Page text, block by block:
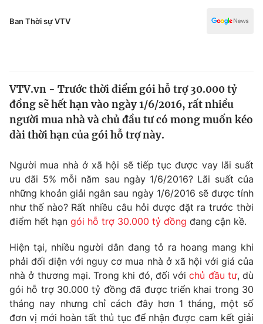
Y tế
Thế giới
Thế giới đó đây
Câu chuyện quốc tế
Kinh tế
Tài chính
Thị trường
Dữ liệu và đời sống
Phim VTV
Hậu trường
Nhân vật
Giải trí
Điện ảnh
Âm nhạc
Đời sống
Văn hóa - Giải trí
Giáo dục
Ban Thời sự VTV
VTV.vn - Trước thời điểm gói hỗ trợ 30.000 tỷ
đồng sẽ hết hạn vào ngày 1/6/2016, rất nhiều
người mua nhà và chủ đầu tư có mong muốn kéo
dài thời hạn của gói hỗ trợ này.
Người mua nhà ở xã hội sẽ tiếp tục được vay lãi suất
ưu đãi 5% mỗi năm sau ngày 1/6/2016? Lãi suất của
những khoản giải ngân sau ngày 1/6/2016 sẽ được tính
như thế nào? Rất nhiều câu hỏi được đặt ra trước thời
điểm hết hạn gói hỗ trợ 30.000 tỷ đồng đang cận kề.
Hiện tại, nhiều người dân đang tỏ ra hoang mang khi
phải đối diện với nguy cơ mua nhà ở xã hội với giá của
nhà ở thương mại. Trong khi đó, đối vớichủ đầu tư, dù
gói hỗ trợ 30.000 tỷ đồng đã được triển khai trong 30
tháng nay nhưng chỉ cách đây hơn 1 tháng, một số
đơn vị mới hoàn tất thủ tục để nhận được cam kết giải